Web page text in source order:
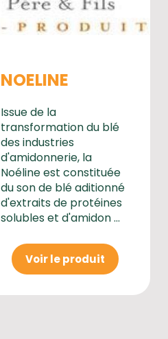
NOELINE
Issue de la
transformation du blé
des industries
d'amidonnerie, la
Noéline est constituée
du son de blé aditionné
d'extraits de protéines
solubles et d'amidon ...
Voir le produit